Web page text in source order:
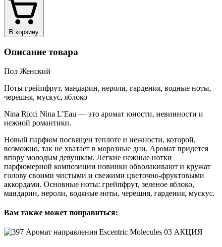
В корзину
Описание товара
Пол Женский
Ноты грейпфрут, мандарин, нероли, гардения, водные ноты,
черешня, мускус, яблоко
Nina Ricci Nina L’Eau — это аромат юности, невинности и
нежной романтики.
Новый парфюм посвящен теплоте и нежности, которой,
возможно, так не хватает в морозные дни. Аромат придется
впору молодым девушкам. Легкие нежные нотки
парфюмерной композиции новинки обволакивают и кружат
голову своими чистыми и свежими цветочно-фруктовыми
аккордами. Основные ноты: грейпфрут, зеленое яблоко,
мандарин, нероли, водяные ноты, черешня, гардения, мускус.
Вам также может понравиться: